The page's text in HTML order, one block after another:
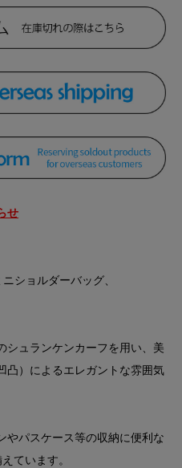
せ
ショルダーバッグ、
シュランケンカーフを用い、美
凸）によるエレガントな雰囲気
やパスケース等の収納に便利な
ています。